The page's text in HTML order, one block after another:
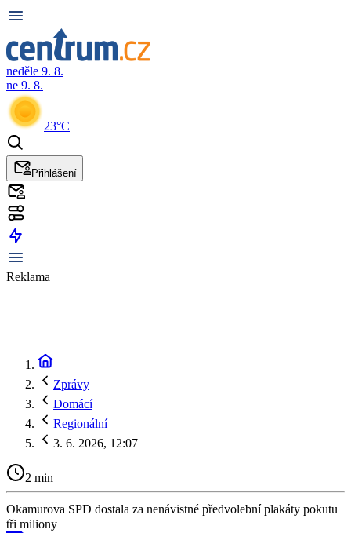
neděle 9. 8.
ne 9. 8.
23°C
Přihlášení
Reklama
Zprávy
Domácí
Regionální
3. 6. 2026, 12:07
2 min
Okamurova SPD dostala za nenávistné předvolební plakáty pokutu
tři miliony